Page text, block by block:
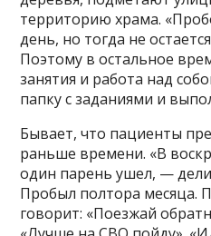
территорию храма.
день, но тогда не
Поэтому в остальное
занятия и работа над
папку с заданиями и
Бывает, что пациенты
раньше времени. «В
один парень ушел, —
Пробыл полтора месяца.
говорит: «Поезжай